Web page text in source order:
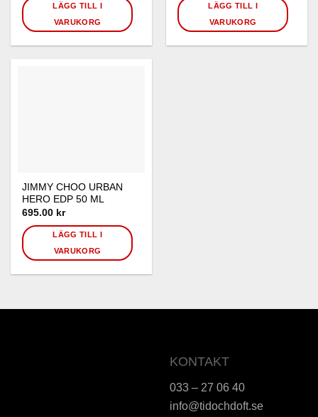
LÄGG TILL I
VARUKORG
LÄGG TILL I
VARUKORG
JIMMY CHOO URBAN
HERO EDP 50 ML
695.00 kr
LÄGG TILL I
VARUKORG
KONTAKT
033 – 27 06 40
info@tidochdoft.se